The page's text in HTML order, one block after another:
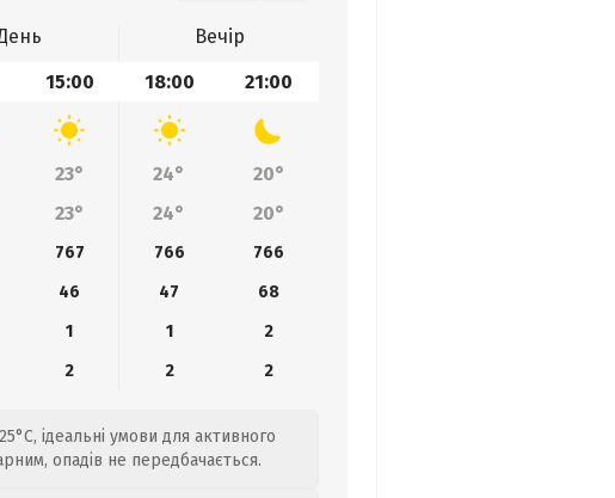
Вечір
15:00 18:00 21:00
23° 24°
20°
23° 24° 20°
767 766
766
46 47
68
1 1
2
2 2 2
ідеальні умови для активного
опадів не передбачається.